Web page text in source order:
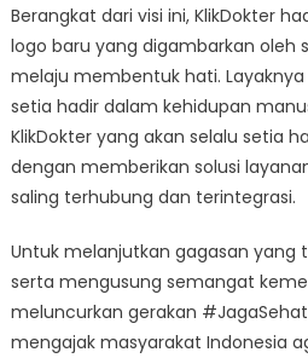
Berangkat dari visi ini, KlikDokter
logo baru yang digambarkan oleh
melaju membentuk hati.
setia hadir dalam kehidupan
KlikDokter yang akan selalu setia
dengan memberikan solusi
saling terhubung dan terintegrasi.
Untuk melanjutkan gagasan yang
serta mengusung semangat
meluncurkan gerakan
mengajak masyarakat Indonesia